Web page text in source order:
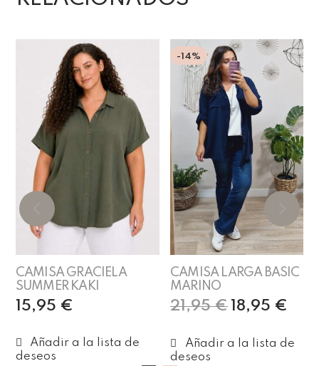
CAMISA GRACIELA
SUMMER KAKI
15,95 €
-14%
CAMISA LARGA BASIC
MARINO
21,95€ 18,95 €